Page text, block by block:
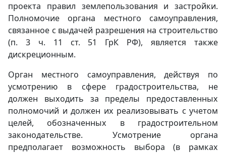
проекта правил землепользования и застройки.
Полномочие органа местного самоуправления,
связанное с выдачей разрешения на строительство
(п. 3 ч. 11 ст. 51 ГрК РФ), является также
дискреционным.
Орган местного самоуправления, действуя по
усмотрению в сфере градостроительства, не
должен выходить за пределы предоставленных
полномочий и должен их реализовывать с учетом
целей, обозначенных в градостроительном
законодательстве. Усмотрение органа
предполагает возможность выбора (в рамках